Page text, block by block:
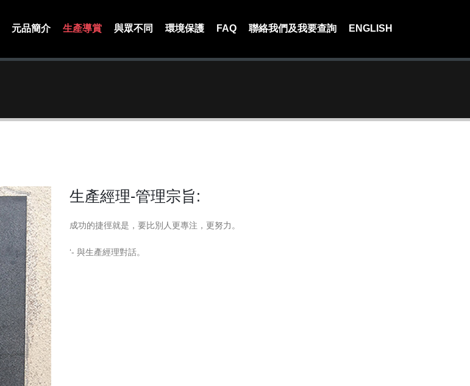
元品簡介 生產導賞 與眾不同 環境保護 FAQ 聯絡我們及我要查詢 ENGLISH
生產經理-管理宗旨:
成功的捷徑就是，要比別人更專注，更努力。
‘- 與生產經理對話。